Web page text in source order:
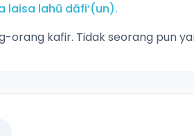
laisa lahū dāfi‘(un).
orang kafir. Tidak seorang pun